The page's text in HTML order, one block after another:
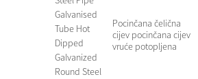
Pocinčana čelična
cijev pocinčana cijev
vruće potopljena